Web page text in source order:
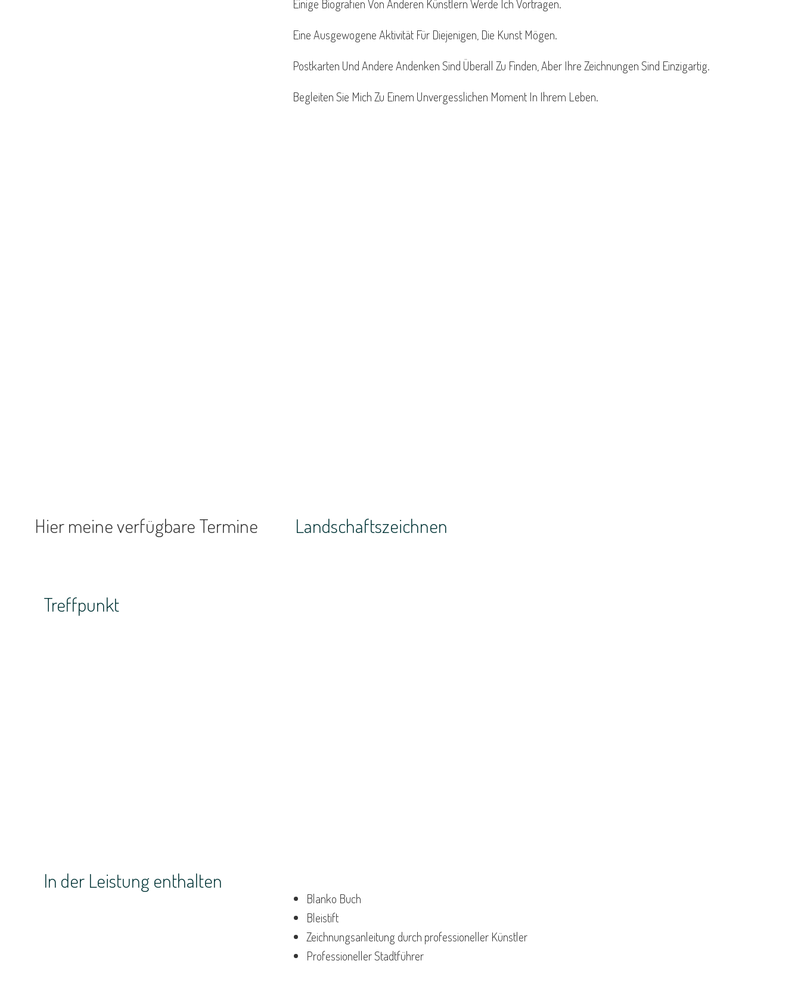
Einige Biografien Von Anderen Künstlern Werde Ich Vortragen.
Eine Ausgewogene Aktivität Für Diejenigen, Die Kunst Mögen.
Postkarten Und Andere Andenken Sind Überall Zu Finden, Aber Ihre Zeichnungen Sind Einzigartig.
Begleiten Sie Mich Zu Einem Unvergesslichen Moment In Ihrem Leben.
Hier meine verfügbare Termine Landschaftszeichnen
Treffpunkt
In der Leistung enthalten
Blanko Buch
Bleistift
Zeichnungsanleitung durch professioneller Künstler
Professioneller Stadtführer